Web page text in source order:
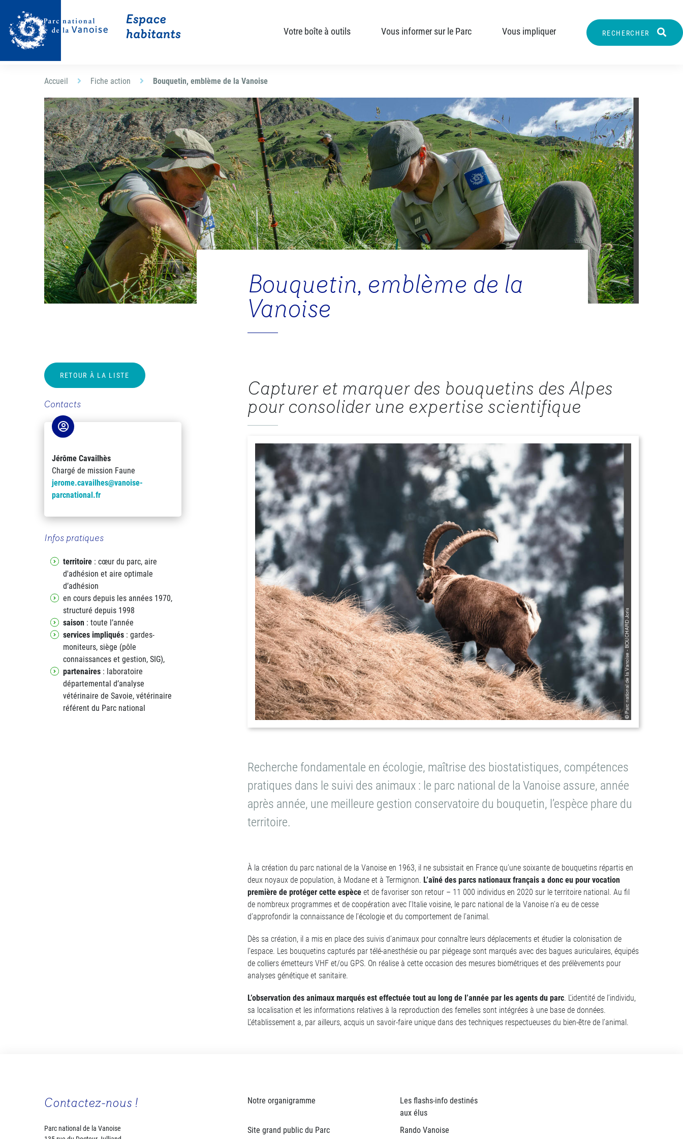
Votre boîte à outils Vous informer sur le Parc Vous impliquer RECHERCHER
Accueil Fiche action Bouquetin, emblème de la Vanoise
RETOUR À LA LISTE
Contacts
Jérôme Cavailhès
Chargé de mission Faune
jerome.cavailhes@vanoise-
parcnational.fr
Infos pratiques
territoire : cœur du parc, aire
d'adhésion et aire optimale
d’adhésion
en cours depuis les années 1970,
structuré depuis 1998
saison : toute l’année
services impliqués : gardes-
moniteurs, siège (pôle
connaissances et gestion, SIG),
partenaires : laboratoire
départemental d’analyse
vétérinaire de Savoie, vétérinaire
référent du Parc national
Bouquetin, emblème de la
Vanoise
Capturer et marquer des bouquetins des Alpes
pour consolider une expertise scientifique
Recherche fondamentale en écologie, maîtrise des biostatistiques, compétences
pratiques dans le suivi des animaux : le parc national de la Vanoise assure, année
après année, une meilleure gestion conservatoire du bouquetin, l’espèce phare du
territoire.
À la création du parc national de la Vanoise en 1963, il ne subsistait en France qu’une soixante de bouquetins répartis en
deux noyaux de population, à Modane et à Termignon. L’aîné des parcs nationaux français a donc eu pour vocation
première de protéger cette espèce et de favoriser son retour – 11 000 individus en 2020 sur le territoire national. Au fil
de nombreux programmes et de coopération avec l’Italie voisine, le parc national de la Vanoise n’a eu de cesse
d’approfondir la connaissance de l’écologie et du comportement de l’animal.
Dès sa création, il a mis en place des suivis d’animaux pour connaître leurs déplacements et étudier la colonisation de
l’espace. Les bouquetins capturés par télé-anesthésie ou par piégeage sont marqués avec des bagues auriculaires, équipés
de colliers émetteurs VHF et/ou GPS. On réalise à cette occasion des mesures biométriques et des prélèvements pour
analyses génétique et sanitaire.
L’observation des animaux marqués est effectuée tout au long de l’année par les agents du parc. L’identité de l’individu,
sa localisation et les informations relatives à la reproduction des femelles sont intégrées à une base de données.
L’établissement a, par ailleurs, acquis un savoir-faire unique dans des techniques respectueuses du bien-être de l’animal.
Contactez-nous !
Parc national de la Vanoise
Notre organigramme
Les flashs-info destinés
aux élus
Site grand public du Parc
Rando Vanoise